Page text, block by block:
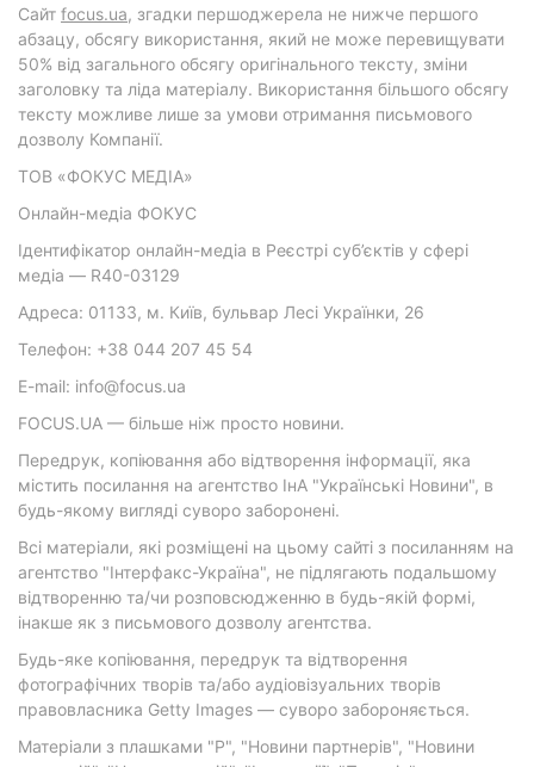
Cайт focus.ua, згадки першоджерела не нижче першого
абзацу, обсягу використання, який не може перевищувати
50% від загального обсягу оригінального тексту, зміни
заголовку та ліда матеріалу. Використання більшого обсягу
тексту можливе лише за умови отримання письмового
дозволу Компанії.
ТОВ «ФОКУС МЕДІА»
Онлайн-медіа ФОКУС
Ідентифікатор онлайн-медіа в Реєстрі суб’єктів у сфері
медіа — R40-03129
Адреса: 01133, м. Київ, бульвар Лесі Українки, 26
Телефон: +38 044 207 45 54
E-mail: info@focus.ua
FOCUS.UA — більше ніж просто новини.
Передрук, копіювання або відтворення інформації, яка
містить посилання на агентство ІнА "Українські Новини", в
будь-якому вигляді суворо заборонені.
Всі матеріали, які розміщені на цьому сайті з посиланням на
агентство "Інтерфакс-Україна", не підлягають подальшому
відтворенню та/чи розповсюдженню в будь-якій формі,
інакше як з письмового дозволу агентства.
Будь-яке копіювання, передрук та відтворення
фотографічних творів та/або аудіовізуальних творів
правовласника Getty Images — суворо забороняється.
Матеріали з плашками "Р", "Новини партнерів", "Новини